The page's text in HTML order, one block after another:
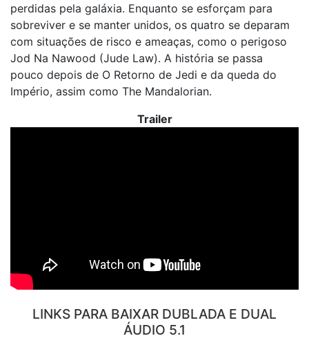
perdidas pela galáxia. Enquanto se esforçam para
sobreviver e se manter unidos, os quatro se deparam
com situações de risco e ameaças, como o perigoso
Jod Na Nawood (Jude Law). A história se passa
pouco depois de O Retorno de Jedi e da queda do
Império, assim como The Mandalorian.
Trailer
LINKS PARA BAIXAR DUBLADA E DUAL
ÁUDIO 5.1